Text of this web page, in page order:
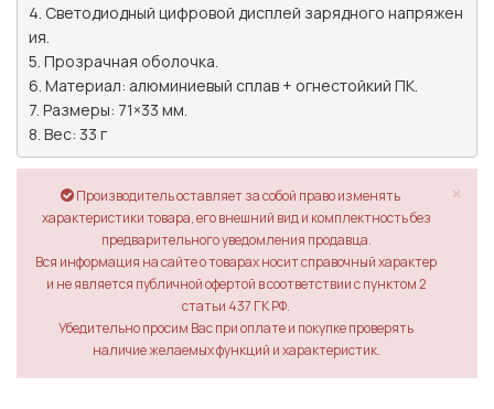
4. Светодиодный цифровой дисплей зарядного напряжен
ия.
5. Прозрачная оболочка.
6. Материал: алюминиевый сплав + огнестойкий ПК.
7. Размеры: 71×33 мм.
8. Вес: 33 г
×
Производитель оставляет за собой право изменять
характеристики товара, его внешний вид и комплектность без
предварительного уведомления продавца.
Вся информация на сайте о товарах носит справочный характер
и не является публичной офертой в соответствии с пунктом 2
статьи 437 ГК РФ.
Убедительно просим Вас при оплате и покупке проверять
наличие желаемых функций и характеристик.